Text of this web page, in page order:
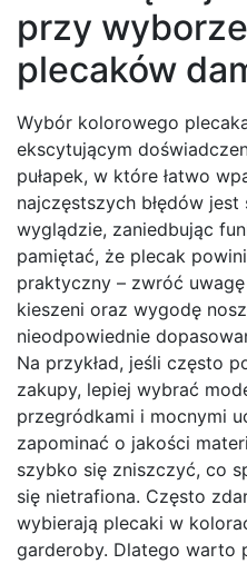
przy
plecaków
Wybór kolorowego
ekscytującym
pułapek, w które łatwo
najczęstszych błędów jest
wyglądzie, zaniedbując
pamiętać, że plecak
praktyczny – zwróć
kieszeni oraz wygodę
nieodpowiednie
Na przykład, jeśli często
zakupy, lepiej wybrać
przegródkami i mocnymi
zapominać o jakości
szybko się zniszczyć, co
się nietrafiona. Często
wybierają plecaki w
garderoby. Dlatego warto